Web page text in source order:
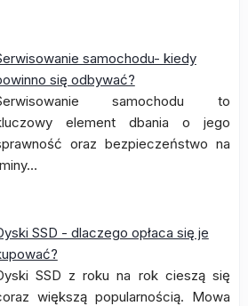
samochodu- kiedy
się odbywać?
samochodu to
element dbania o jego
oraz bezpieczeństwo na
SSD - dlaczego opłaca się je
SSD z roku na rok cieszą się
większą popularnością. Mowa